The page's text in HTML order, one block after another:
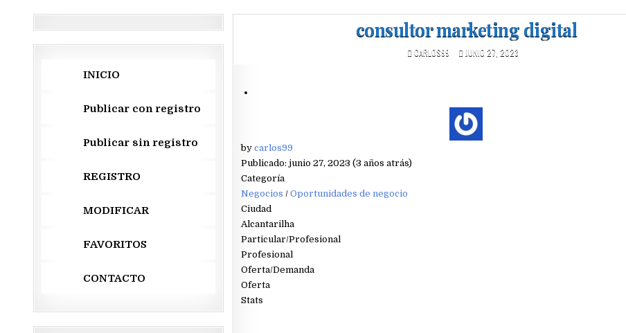
consultor marketing digital
CARLOS99 JUNIO 27, 2023
by carlos99
Publicado: junio 27, 2023 (3 años atrás)
Categoría
Negocios / Oportunidades de negocio
Ciudad
Alcantarilha
Particular/Profesional
Profesional
Oferta/Demanda
Oferta
Stats
INICIO
Publicar con registro
Publicar sin registro
REGISTRO
MODIFICAR
FAVORITOS
CONTACTO